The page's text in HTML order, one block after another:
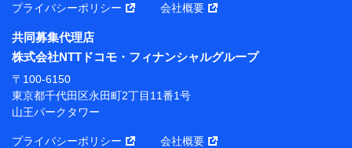
長 吉村 忠義
※ 当社および株式会社NTTドコモは、お客さまの情報
を利用させていただくにあたっては、「NTTドコモ パー
ソナルデータ憲章」に定める行動原則を順守します 。
※ パーソナルデータダッシュボードの「第三者提供の
管理」の設定状態にかかわらず、共同利用する場合があ
※ dポイントクラブ会員ではないお客さま（2019年12
プライバシーポリシー 会社概要
共同募集代理店
株式会社NTTドコモ・フィナンシャルグループ
〒100-6150
東京都千代田区永田町2丁目11番1号
山王パークタワー
プライバシーポリシー 会社概要